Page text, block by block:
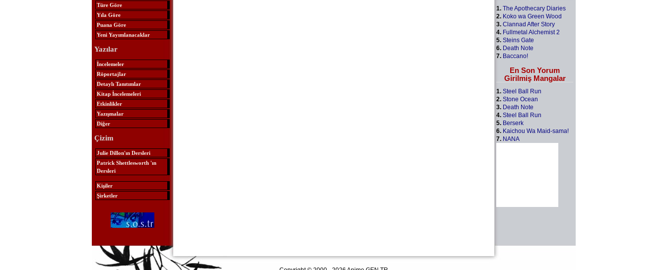
Türe Göre
Yıla Göre
Puana Göre
Yeni Yayımlanacaklar
Yazılar
İncelemeler
Röportajlar
Detaylı Tanıtımlar
Kitap İncelemeleri
Etkinlikler
Yazışmalar
Diğer
Çizim
Julie Dillon'ın Dersleri
Patrick Shettlesworth 'ın
Dersleri
Kişiler
Şirketler
1. The Apothecary Diaries
2. Koko wa Green Wood
3. Clannad After Story
4. Fullmetal Alchemist 2
5. Steins Gate
6. Death Note
7. Baccano!
En Son Yorum
Girilmiş Mangalar
1. Steel Ball Run
2. Stone Ocean
3. Death Note
4. Steel Ball Run
5. Berserk
6. Kaichou Wa Maid-sama!
7. NANA